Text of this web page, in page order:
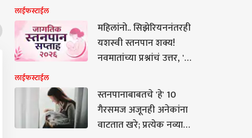
लाईफस्टाईल
महिलांनो.. सिझेरियननंतरही
यशस्वी स्तनपान शक्य!
नवमातांच्या प्रश्नांचं उत्तर, 'ही'
महत्त्व
लाईफस्टाईल
स्तनपानाबाबतचे 'हे' 10
गैरसमज अजूनही अनेकांना
वाटतात खरे; प्रत्येक नव्या